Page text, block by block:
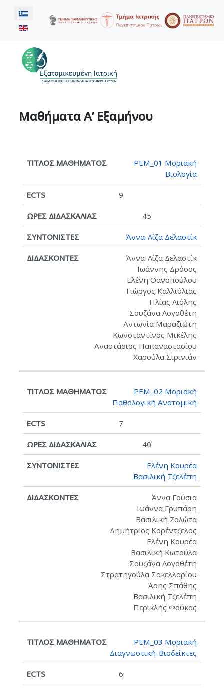
Επιλέξτε τη γλώσσα σας
Μαθήματα Α’ Εξαμήνου
ΤΙΤΛΟΣ
ECTS
ΩΡΕΣ
ΔΙΔΑΣΚΑΛΙΑΣ
PEM_01 Μοριακή
Βιολογία
9
45
Άννα-Λίζα Δελαστίκ
Άννα-Λίζα Δελαστίκ
Ιωάννης Δρόσος
Ελένη Θανοπούλου
Γιώργος Καλλιόλιας
Ηλίας Λιόλης
Σουζάνα Λογοθέτη
Αντωνία Μαραζιώτη
Κωνσταντίνος Μικέλης
Αναστάσιος Παπαναστασίου
Χαρούλα Σιρινιάν
PEM_02 Μοριακή
Παθολογική Ανατομική
7
40
Ελένη Κουρέα
Βασιλική Τζελέπη
Άννα Γούσια
Ιωάννα Γρυπάρη
Βασιλική Ζολώτα
Δημήτριος Κορέντζελος
Ελένη Κουρέα
Βασιλική Κωτούλα
Σουζάνα Λογοθέτη
Στρατηγούλα Σακελλαρίου
Άρης Σπάθης
Βασιλική Τζελέπη
Περικλής Φούκας
PEM_03 Μοριακή
Διαγνωστική-Βιοδείκτες
6